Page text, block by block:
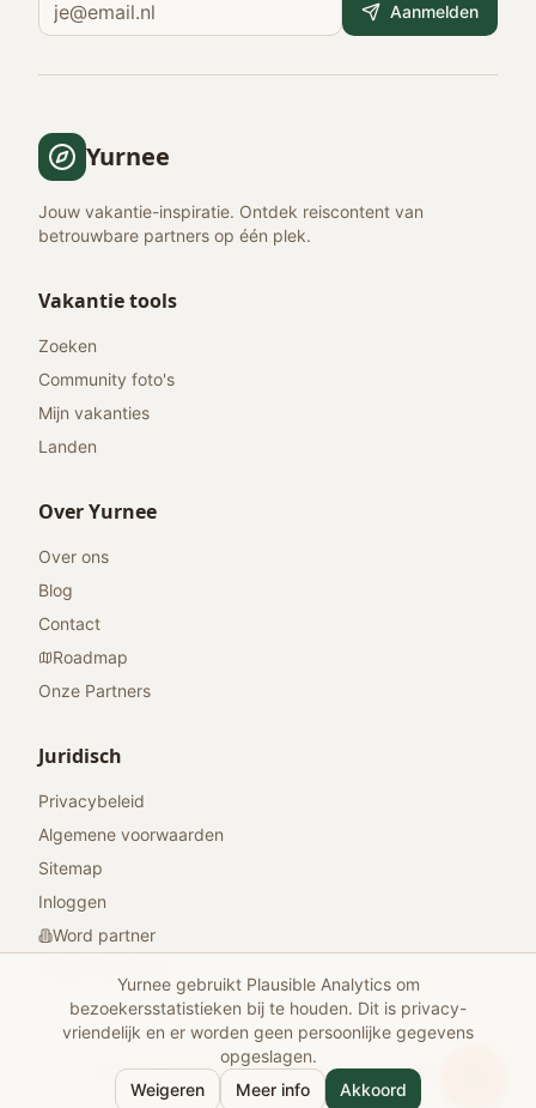
Aanmelden
Yurnee
Jouw vakantie-inspiratie. Ontdek reiscontent van
betrouwbare partners op één plek.
Vakantie tools
Zoeken
Community foto's
Mijn vakanties
Landen
Over Yurnee
Over ons
Blog
Contact
Roadmap
Onze Partners
Juridisch
Privacybeleid
Algemene voorwaarden
Sitemap
Inloggen
Word partner
© 2026 Yurnee. Alle rechten voorbehouden.
Gemaakt met
voor reizigers
Yurnee gebruikt Plausible Analytics om
bezoekersstatistieken bij te houden. Dit is privacy-
vriendelijk en er worden geen persoonlijke gegevens
opgeslagen.
Weigeren
Meer info Akkoord